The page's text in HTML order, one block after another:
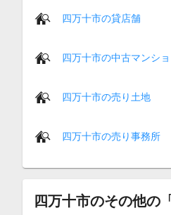
四万十市の貸店舗
四万十市の中古マンシ
四万十市の売り土地
四万十市の売り事務所
四万十市のその他